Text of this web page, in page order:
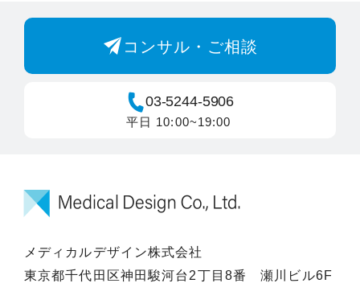
コンサル・ご相談
03-5244-5906
平日 10:00~19:00
メディカルデザイン株式会社
東京都千代田区神田駿河台2丁目8番 瀬川ビル6F